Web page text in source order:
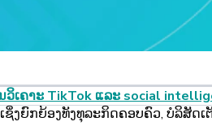
ວິເຄາະ TikTok ແລະ social
ງຍົກຍ້ອງທັງທຸລະກິດຄອບຄົວ, ບໍລິສັດເ